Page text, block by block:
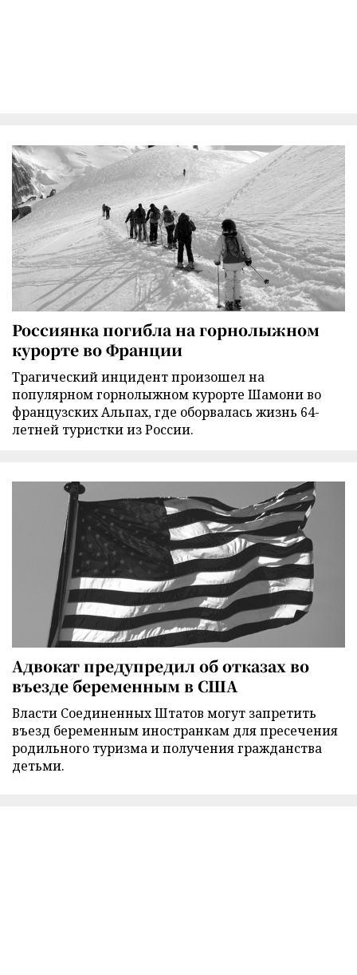
Россиянка погибла на горнолыжном
курорте во Франции
Трагический инцидент произошел на
популярном горнолыжном курорте Шамони во
французских Альпах, где оборвалась жизнь 64-
летней туристки из России.
Адвокат предупредил об отказах во
въезде беременным в США
Власти Соединенных Штатов могут запретить
въезд беременным иностранкам для пресечения
родильного туризма и получения гражданства
детьми.